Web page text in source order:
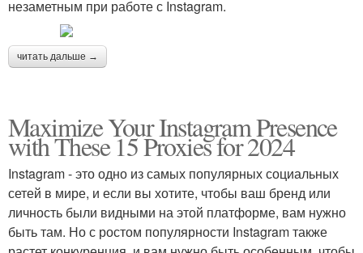
незаметным при работе с Instagram.
читать дальше →
Maximize Your Instagram Presence
with These 15 Proxies for 2024
Instagram - это одно из самых популярных социальных
сетей в мире, и если вы хотите, чтобы ваш бренд или
личность были видными на этой платформе, вам нужно
быть там. Но с ростом популярности Instagram также